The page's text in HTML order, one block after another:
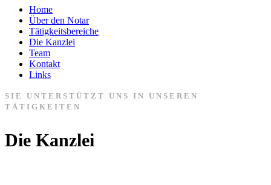
Home
Über den Notar
Tätigkeitsbereiche
Die Kanzlei
Team
Kontakt
Links
SIE UNTERSTÜTZT UNS IN UNSEREN
TÄTIGKEITEN
Die Kanzlei